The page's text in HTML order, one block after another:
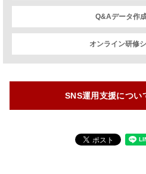
Q&Aデータ作
オンライン研修
SNS運用支援につい